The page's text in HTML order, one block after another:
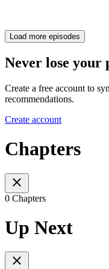
Load more episodes
Never lose your
Create a free account to
recommendations.
Create account
Chapters
0 Chapters
Up Next